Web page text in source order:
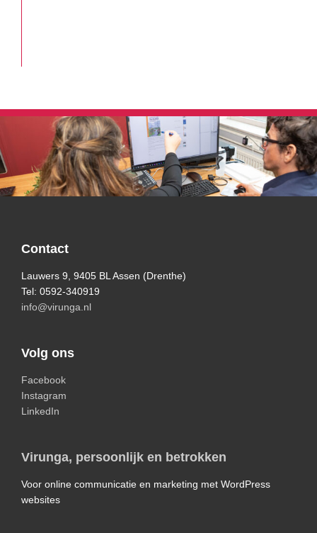
FooterContact
Lauwers 9, 9405 BL Assen (Drenthe)
Tel: 0592-340919
info@virunga.nl
Volg ons
Facebook
Instagram
LinkedIn
Virunga, persoonlijk en betrokken
Voor online communicatie en marketing met WordPress
websites